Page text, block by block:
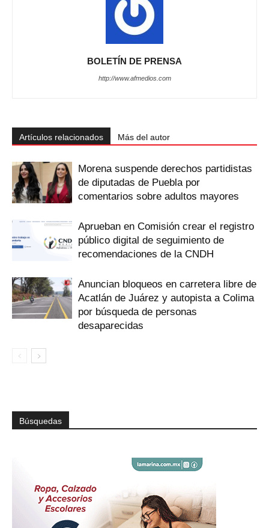
BOLETÍN DE PRENSA
http://www.afmedios.com
Artículos relacionados Más del autor
Morena suspende derechos partidistas
de diputadas de Puebla por
comentarios sobre adultos mayores
Aprueban en Comisión crear el registro
público digital de seguimiento de
recomendaciones de la CNDH
Anuncian bloqueos en carretera libre de
Acatlán de Juárez y autopista a Colima
por búsqueda de personas
desaparecidas
Búsquedas